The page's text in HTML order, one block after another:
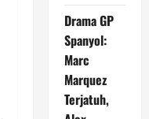
Drama GP
Spanyol:
Marc
Marquez
Terjatuh,